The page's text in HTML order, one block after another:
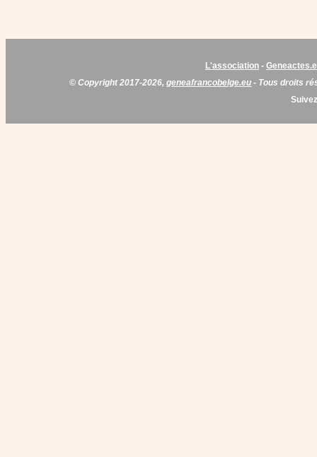
L'association -
© Copyright 2017-2026,geneafrancobelge.eu - Tous droits